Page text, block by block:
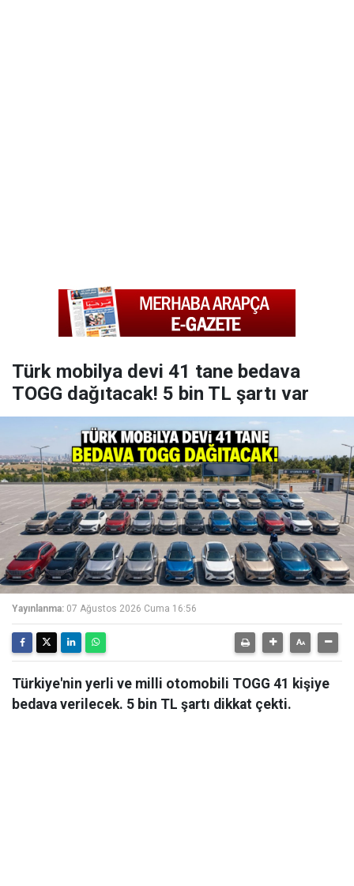
Türk mobilya devi 41 tane bedava
TOGG dağıtacak! 5 bin TL şartı var
Yayınlanma: 07 Ağustos 2026 Cuma 16:56
Türkiye'nin yerli ve milli otomobili TOGG 41 kişiye
bedava verilecek. 5 bin TL şartı dikkat çekti.